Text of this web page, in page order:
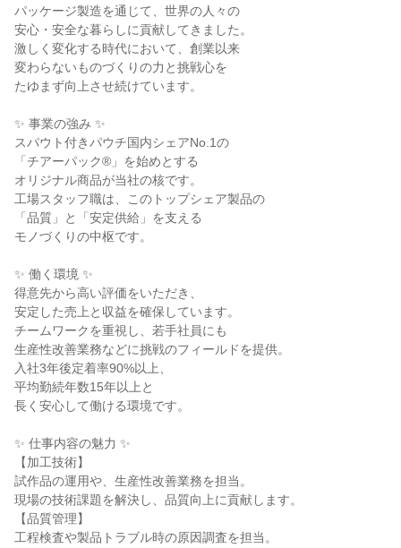
パッケージ製造を通じて、世界の人々の
安心・安全な暮らしに貢献してきました。
激しく変化する時代において、創業以来
変わらないものづくりの力と挑戦心を
たゆまず向上させ続けています。
✨ 事業の強み ✨
スパウト付きパウチ国内シェアNo.1の
「チアーパック®」を始めとする
オリジナル商品が当社の核です。
工場スタッフ職は、このトップシェア製品の
「品質」と「安定供給」を支える
モノづくりの中枢です。
✨ 働く環境 ✨
得意先から高い評価をいただき、
安定した売上と収益を確保しています。
チームワークを重視し、若手社員にも
生産性改善業務などに挑戦のフィールドを提供。
入社3年後定着率90%以上、
平均勤続年数15年以上と
長く安心して働ける環境です。
✨ 仕事内容の魅力 ✨
【加工技術】
試作品の運用や、生産性改善業務を担当。
現場の技術課題を解決し、品質向上に貢献します。
【品質管理】
工程検査や製品トラブル時の原因調査を担当。